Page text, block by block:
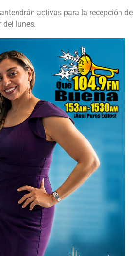
activas para la recepción de
del lunes.